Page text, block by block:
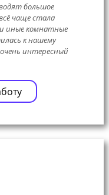
большое
чаще стала
иные комнатные
к нашему
интересный